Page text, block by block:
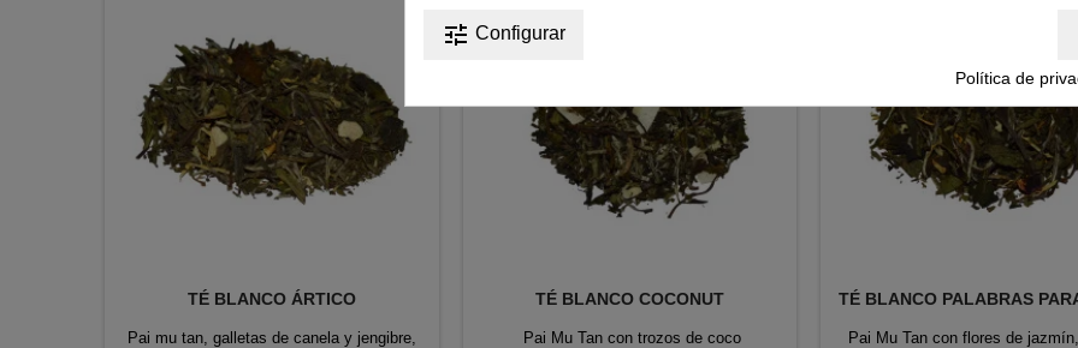
TÉ BLANCO ÁRTICO
Pai mu tan, galletas de canela y jengibre,
TÉ BLANCO COCONUT
Pai Mu Tan con trozos de coco
TÉ BLANCO PALABRAS
Pai Mu Tan con flores de
tune Configurar
Política de